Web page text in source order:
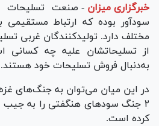
خبرگزاری میزان - صنعت تسلیحات
سودآور بوده که ارتباط مستقیمی
مختلف دارد. تولیدکنندگان غربی
از تسلیحاتشان علیه چه کسانی
به‌دنبال فروش تسلیحات خود هستند.
در این میان می‌توان به جنگ‌های غزه
۲ جنگ سود‌های هنگفتی را به جیب
کرده است.